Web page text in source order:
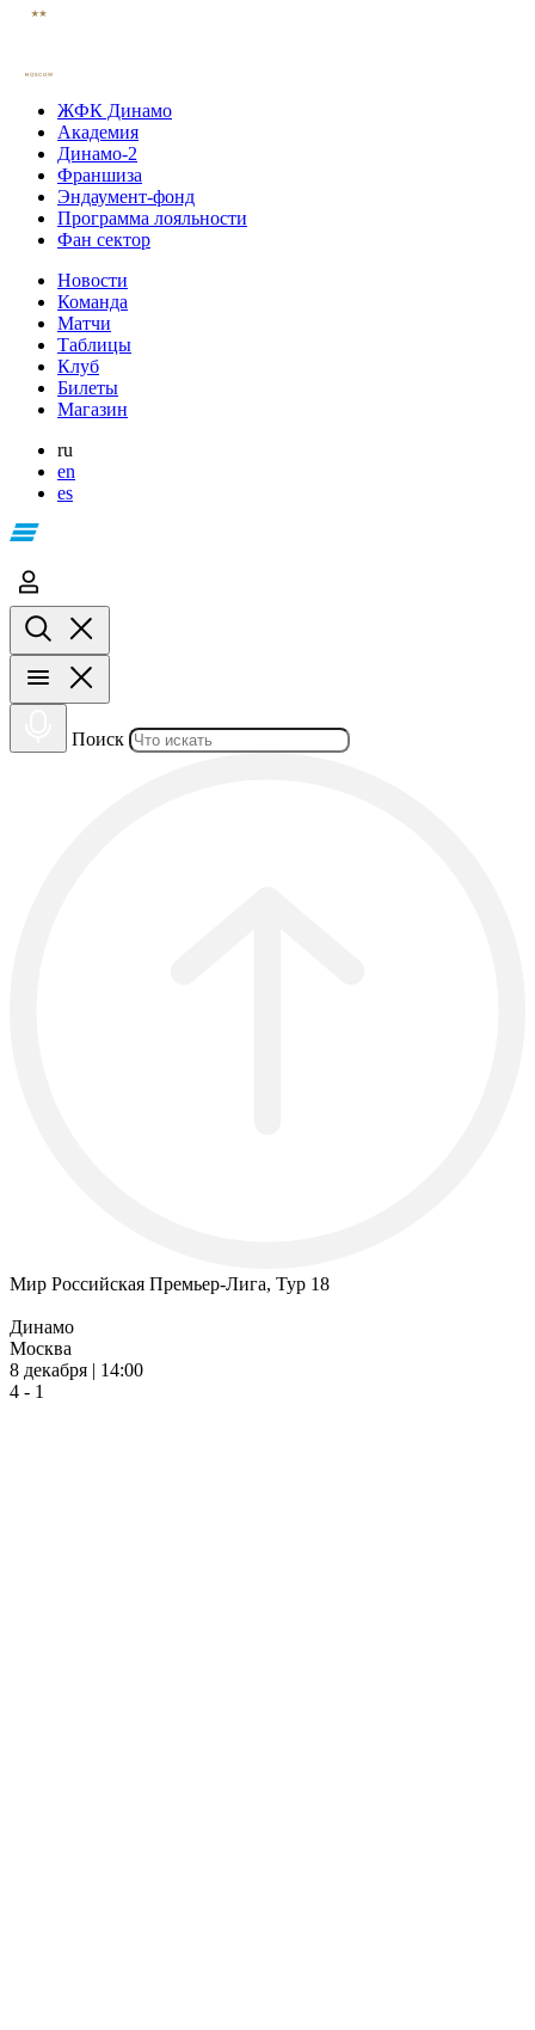
ЖФК Динамо
Академия
Динамо-2
Франшиза
Эндаумент-фонд
Программа лояльности
Фан сектор
Новости
Команда
Матчи
Таблицы
Клуб
Билеты
Магазин
ru
en
es
Поиск
Мир Российская Премьер-Лига, Тур 18
Динамо
Москва
8 декабря | 14:00
4 - 1